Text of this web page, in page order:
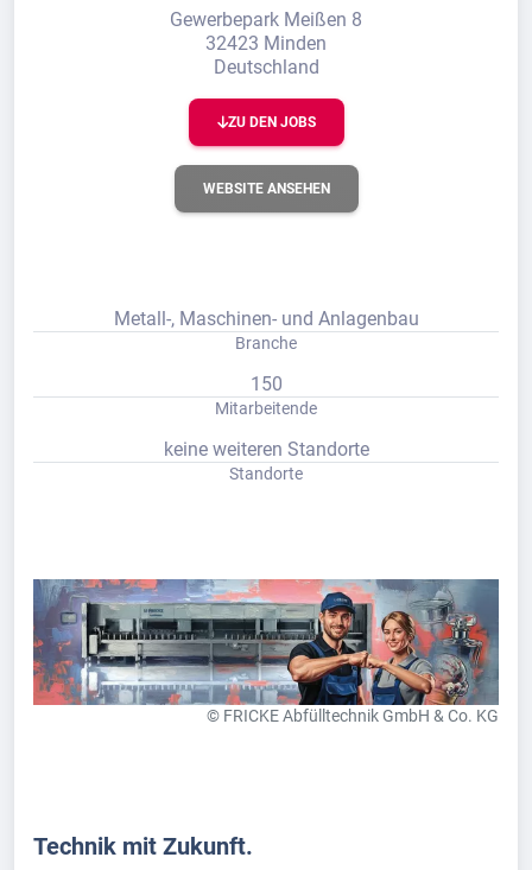
Gewerbepark Meißen 8
32423 Minden
Deutschland
ZU DEN JOBS
WEBSITE ANSEHEN
Metall-, Maschinen- und Anlagenbau
Branche
150
Mitarbeitende
keine weiteren Standorte
Standorte
© FRICKE Abfülltechnik GmbH & Co. KG
Technik mit Zukunft.